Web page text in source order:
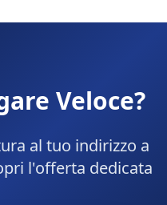
Veloce?
al tuo indirizzo a
l'offerta dedicata